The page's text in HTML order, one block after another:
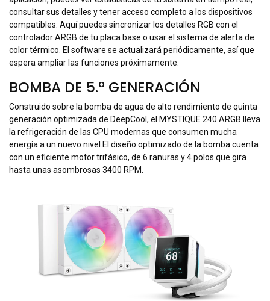
consultar sus detalles y tener acceso completo a los dispositivos
compatibles. Aquí puedes sincronizar los detalles RGB con el
controlador ARGB de tu placa base o usar el sistema de alerta de
color térmico. El software se actualizará periódicamente, así que
espera ampliar las funciones próximamente.
BOMBA DE 5.ª GENERACIÓN
Construido sobre la bomba de agua de alto rendimiento de quinta
generación optimizada de DeepCool, el MYSTIQUE 240 ARGB lleva
la refrigeración de las CPU modernas que consumen mucha
energía a un nuevo nivel.El diseño optimizado de la bomba cuenta
con un eficiente motor trifásico, de 6 ranuras y 4 polos que gira
hasta unas asombrosas 3400 RPM.